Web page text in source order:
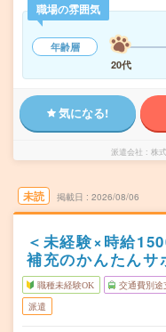
職場の雰囲気
年齢層
20代
気になる!
派遣会社 株
未読 掲載日 2026/08/06
＜未経験×時給
補充のかんたんサ
職種未経験OK 交通費別途
派遣